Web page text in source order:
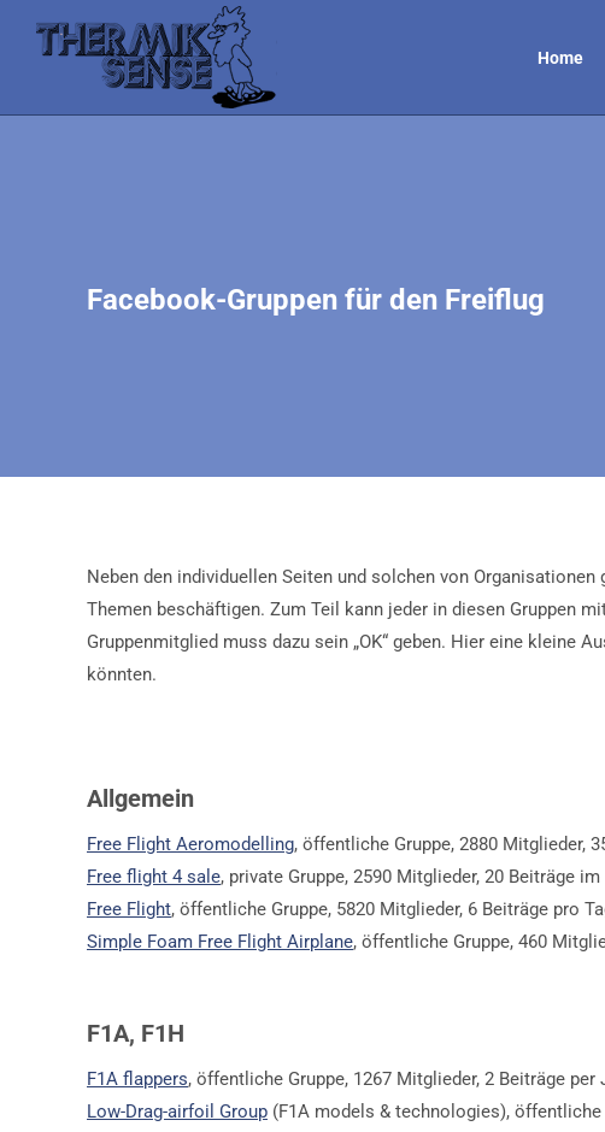
Home
Facebook-Gruppen für den Freiflug
Neben den individuellen Seiten und solchen von
Themen beschäftigen. Zum Teil kann jeder in diesen Gruppen
Gruppenmitglied muss dazu sein „OK“ geben. Hier eine kleine
könnten.
Allgemein
Free Flight Aeromodelling, öffentliche Gruppe, 2880 Mitglieder,
Free flight 4 sale, private Gruppe, 2590 Mitglieder, 20 Beiträge
Free Flight, öffentliche Gruppe, 5820 Mitglieder, 6 Beiträge pro
Simple Foam Free Flight Airplane, öffentliche Gruppe, 460
F1A, F1H
F1A flappers, öffentliche Gruppe, 1267 Mitglieder, 2 Beiträge per
Low-Drag-airfoil Group (F1A models & technologies),